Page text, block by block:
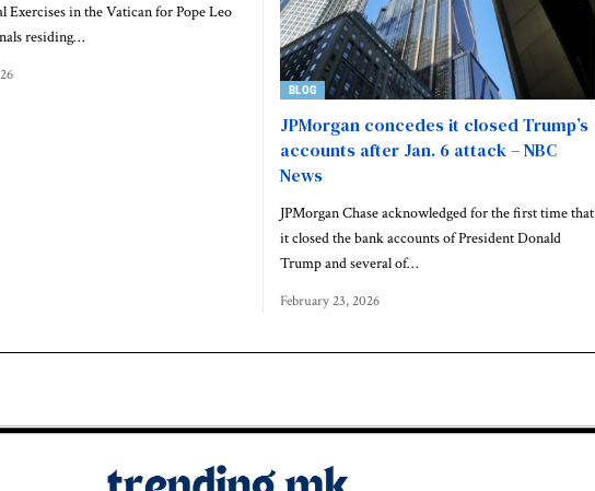
Exercises in the Vatican for Pope Leo
residing…
BLOG
JPMorgan concedes it closed Trump’s
accounts after Jan. 6 attack – NBC
News
JPMorgan Chase acknowledged for the first time that
it closed the bank accounts of President Donald
Trump and several of…
February 23, 2026